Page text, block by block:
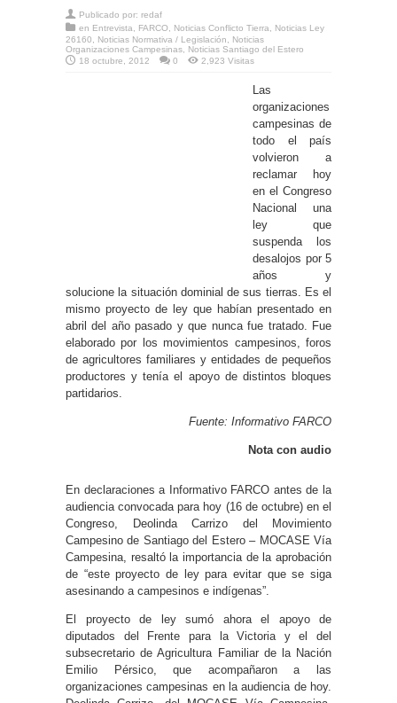
Publicado por: redaf
en Entrevista FARCO Noticias Conflicto Tierra
Noticias Ley
26160
Noticias Normativa / Legislación
Noticias
Organizaciones Campesinas
Noticias Santiago del Estero
18 octubre, 2012
0 2,923 Visitas
Las
organizaciones
campesinas de
todo el país
volvieron a
reclamar hoy
en el Congreso
Nacional una
ley que
suspenda los
desalojos por 5
años y
solucione la situación dominial de sus tierras. Es el
mismo proyecto de ley que habían presentado en
abril del año pasado y que nunca fue tratado. Fue
elaborado por los movimientos campesinos, foros
de agricultores familiares y entidades de pequeños
productores y tenía el apoyo de distintos bloques
partidarios.
Fuente: Informativo FARCO
Nota con audio
En declaraciones a Informativo FARCO antes de la
audiencia convocada para hoy (16 de octubre) en el
Congreso, Deolinda Carrizo del Movimiento
Campesino de Santiago del Estero – MOCASE Vía
Campesina, resaltó la importancia de la aprobación
de “este proyecto de ley para evitar que se siga
asesinando a campesinos e indígenas”.
El proyecto de ley sumó ahora el apoyo de
diputados del Frente para la Victoria y el del
subsecretario de Agricultura Familiar de la Nación
Emilio Pérsico, que acompañaron a las
organizaciones campesinas en la audiencia de hoy.